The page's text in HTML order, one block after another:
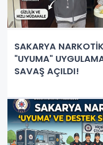
SAKARYA
"UYUMA"
SAVAŞ AÇILDI!